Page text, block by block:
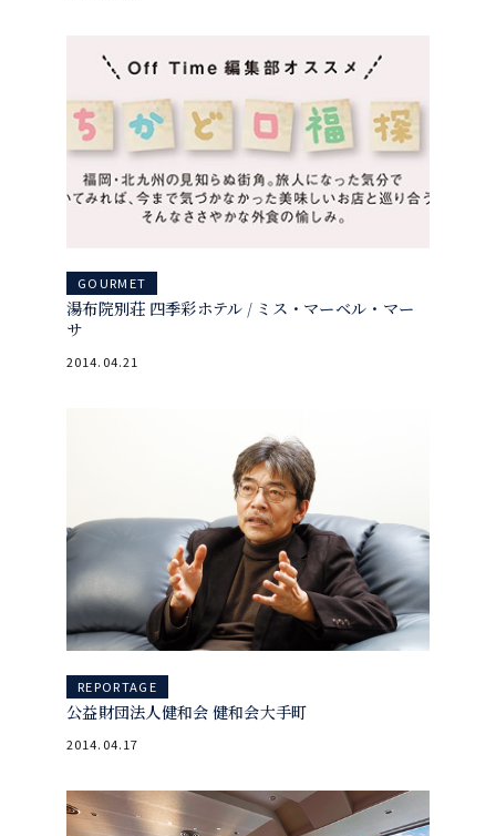
GOURMET
湯布院別荘 四季彩ホテル / ミス・マーベル・マー
サ
2014.04.21
REPORTAGE
公益財団法人健和会 健和会大手町
2014.04.17